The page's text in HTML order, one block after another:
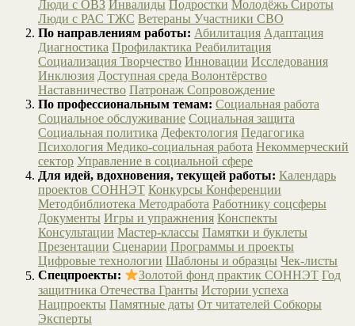
Люди с ОВЗ Инвалиды Подростки Молодёжь Сироты
Люди с РАС ТЖС Ветераны Участники СВО
По направлениям работы: Абилитация Адаптация
Диагностика Профилактика Реабилитация
Социализация Творчество Инновации Исследования
Инклюзия Доступная среда Волонтёрство
Наставничество Патронаж Сопровождение
По профессиональным темам: Социальная работа
Социальное обслуживание Социальная защита
Социальная политика Дефектология Педагогика
Психология Медико-социальная работа Некоммерческий
сектор Управление в социальной сфере
Для идей, вдохновения, текущей работы: Календарь
проектов СОННЭТ Конкурсы Конференции
Методбиблиотека Методработа Работнику соцсферы
Документы Игры и упражнения Конспекты
Консультации Мастер-классы Памятки и буклеты
Презентации Сценарии Программы и проекты
Цифровые технологии Шаблоны и образцы Чек-листы
Спецпроекты:
Золотой фонд практик СОННЭТ Год
защитника Отечества Гранты Истории успеха
Нацпроекты Памятные даты От читателей Собкоры
Эксперты